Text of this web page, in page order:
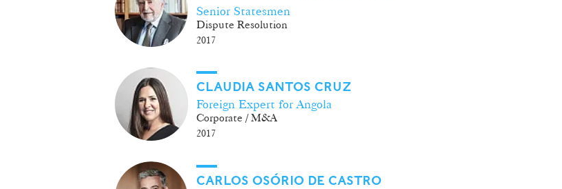
Senior Statesmen
Dispute Resolution
2017
CLAUDIA SANTOS CRUZ
Foreign Expert for Angola
Corporate / M&A
2017
CARLOS OSÓRIO DE CASTRO